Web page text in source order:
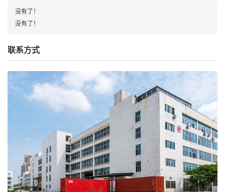
没有了！
没有了！
联系方式